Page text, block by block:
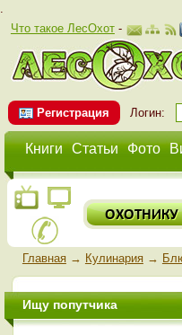
.
Что такое ЛесОхот-
Регистрация Логин:
Книги Статьи Фото
Главная→ Кулинария→
Ищу попутчика